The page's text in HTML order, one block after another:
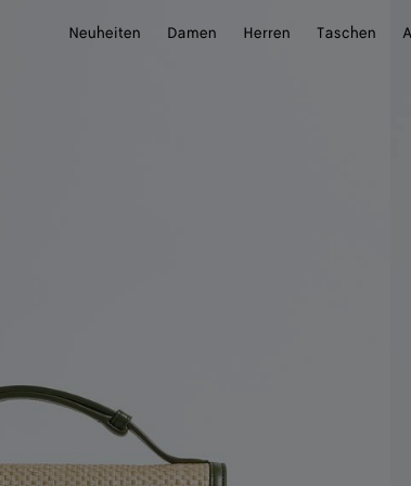
Neuheiten
Damen Herren Taschen